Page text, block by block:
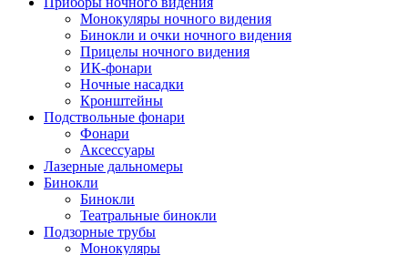
Монокуляры ночного видения
Бинокли и очки ночного видения
Прицелы ночного видения
ИК-фонари
Ночные насадки
Кронштейны
Подствольные фонари
Фонари
Аксессуары
Лазерные дальномеры
Бинокли
Бинокли
Театральные бинокли
Подзорные трубы
Монокуляры